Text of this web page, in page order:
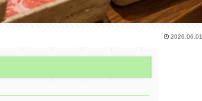
2026.06.01